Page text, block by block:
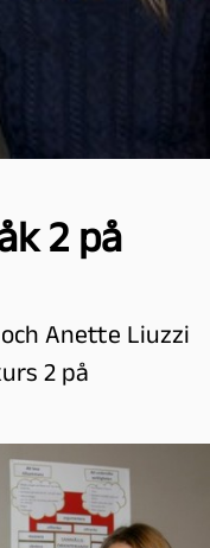
2 på
Anette Liuzzi
2 på